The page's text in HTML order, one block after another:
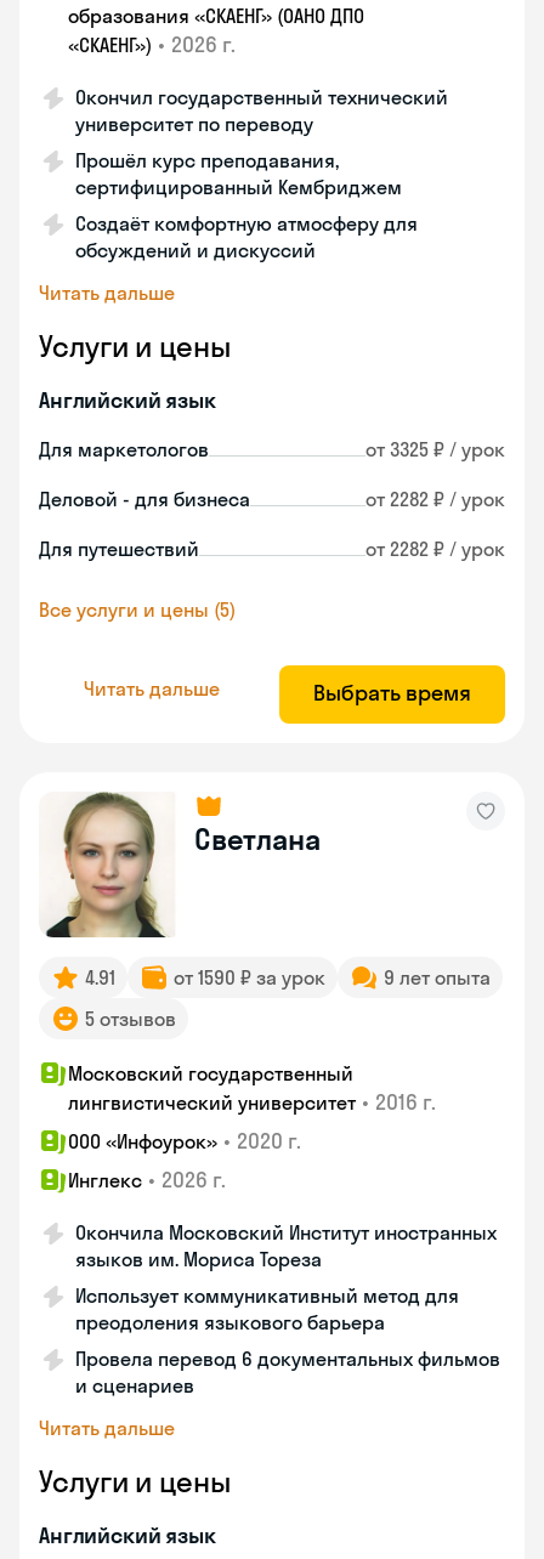
образования «СКАЕНГ» (ОАНО ДПО
«СКАЕНГ») • 2026 г.
Окончил государственный технический
университет по переводу
Прошёл курс преподавания,
сертифицированный Кембриджем
Создаёт комфортную атмосферу для
обсуждений и дискуссий
Читать дальше
Услуги и цены
Английский язык
Для маркетологов от 3325 ₽ / урок
Деловой - для бизнеса от 2282 ₽ / урок
Для путешествий от 2282 ₽ / урок
Все услуги и цены (5)
Читать дальше Выбрать время
Светлана
4.91 от 1590 ₽ за урок
9 лет опыта
5 отзывов
Московский государственный
лингвистический университет • 2016 г.
ООО «Инфоурок» • 2020 г.
Инглекс • 2026 г.
Окончила Московский Институт иностранных
языков им. Мориса Тореза
Использует коммуникативный метод для
преодоления языкового барьера
Провела перевод 6 документальных фильмов
и сценариев
Читать дальше
Услуги и цены
Английский язык